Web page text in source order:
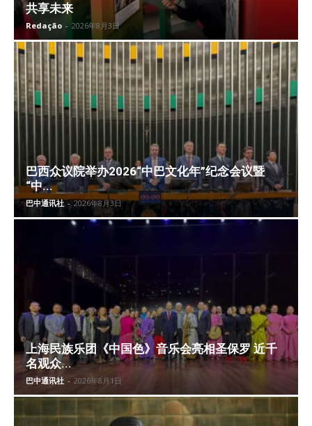
共享未来
Redação - 2026年8月3日
巴西众议院举办2026“中巴文化年”纪念会议暨
“中...
巴中通讯社 - 2026年8月3日
上海民族乐团《中国色》音乐会亮相圣保罗 近千
名观众...
巴中通讯社 - 2026年8月1日